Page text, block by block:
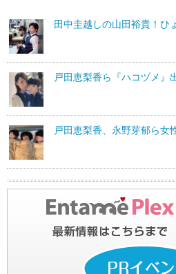
田中圭越しの山田裕貴！ひ
戸田恵梨香ら『ハコヅメ』
戸田恵梨香、永野芽郁ら女